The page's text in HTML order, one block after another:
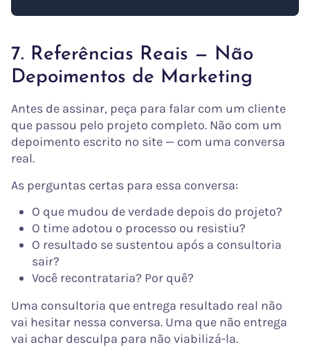
7. Referências Reais — Não
Depoimentos de Marketing
Antes de assinar, peça para falar com um cliente
que passou pelo projeto completo. Não com um
depoimento escrito no site — com uma conversa
real.
As perguntas certas para essa conversa:
O que mudou de verdade depois do projeto?
O time adotou o processo ou resistiu?
O resultado se sustentou após a consultoria
sair?
Você recontrataria? Por quê?
Uma consultoria que entrega resultado real não
vai hesitar nessa conversa. Uma que não entrega
vai achar desculpa para não viabilizá-la.